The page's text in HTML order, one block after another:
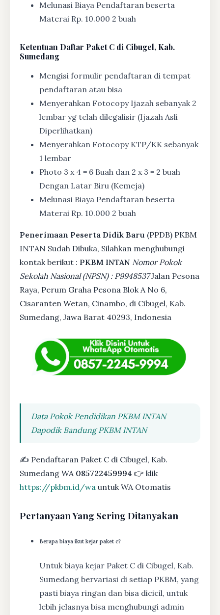
Melunasi Biaya Pendaftaran beserta
Materai Rp. 10.000 2 buah
Ketentuan Daftar Paket C di Cibugel, Kab.
Sumedang
Mengisi formulir pendaftaran di tempat
pendaftaran atau bisa
Menyerahkan Fotocopy Ijazah sebanyak 2
lembar yg telah dilegalisir (Ijazah Asli
Diperlihatkan)
Menyerahkan Fotocopy KTP/KK sebanyak
1 lembar
Photo 3 x 4 = 6 Buah dan 2 x 3 = 2 buah
Dengan Latar Biru (Kemeja)
Melunasi Biaya Pendaftaran beserta
Materai Rp. 10.000 2 buah
Penerimaan Peserta Didik Baru (PPDB) PKBM
INTAN Sudah Dibuka, Silahkan menghubungi
kontak berikut : PKBM INTAN Nomor Pokok
Sekolah Nasional (NPSN) : P9948537Jalan Pesona
Raya, Perum Graha Pesona Blok A No 6,
Cisaranten Wetan, Cinambo, di Cibugel, Kab.
Sumedang, Jawa Barat 40293, Indonesia
Data Pokok Pendidikan PKBM INTAN
Dapodik Bandung PKBM INTAN
✍ Pendaftaran Paket C di Cibugel, Kab.
Sumedang WA 085722459994 👉 klik
https://pkbm.id/wa untuk WA Otomatis
Pertanyaan Yang Sering Ditanyakan
Berapa biaya ikut kejar paket c?
Untuk biaya kejar Paket C di Cibugel, Kab.
Sumedang bervariasi di setiap PKBM, yang
pasti biaya ringan dan bisa dicicil, untuk
lebih jelasnya bisa menghubungi admin